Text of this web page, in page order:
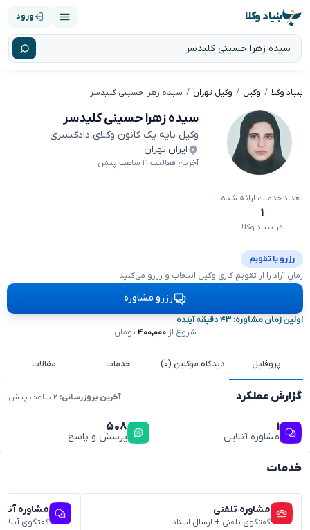
بنیاد وکلا ورود
بنیاد وکلا وکیل وکیل تهران سیده زهرا حسینی کلیدسر
سیده زهرا حسینی کلیدسر
وکیل پایه یک کانون وکلای دادگستری
ایران،تهران
آخرین فعالیت ۱۹ ساعت پیش
تعداد خدمات ارائه شده
۱
در بنیاد وکلا
رزرو با تقویم
زمانِ آزاد را از تقویمِ کاریِ وکیل انتخاب و رزرو می‌کنید.
رزرو مشاوره
اولین زمان مشاوره: ۴۳ دقیقه آینده
شروع از۴۰۰,۰۰۰ تومان
پروفایل دیدگاه موکلین (۰) خدمات مقالات
گزارش عملکرد آخرین بروزرسانی:
۱
مشاوره آنلاین
۵۰۸
پرسش و پاسخ
خدمات
مشاوره تلفنی
گفتگوی تلفنی + ارسال اسناد
مشاوره
گفتگوی